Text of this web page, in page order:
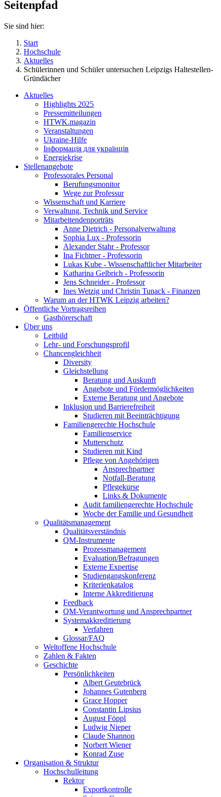
Seitenpfad
Sie sind hier:
Start
Hochschule
Aktuelles
Schülerinnen und Schüler untersuchen Leipzigs Haltestellen-
Gründächer
Aktuelles
Highlights 2025
Pressemitteilungen
HTWK.magazin
Veranstaltungen
Ukraine-Hilfe
Інформація для українців
Energiekrise
Stellenangebote
Professorales Personal
Berufungsmonitor
Wege zur Professur
Wissenschaft und Karriere
Verwaltung, Technik und Service
Mitarbeitendenporträts
Anne Dietrich - Personalverwaltung
Sophia Lux - Professorin
Alexander Stahr - Professor
Ina Fichtner - Professorin
Lukas Kube - Wissenschaftlicher Mitarbeiter
Katharina Gelbrich - Professorin
Jens Schneider - Professor
Ines Wetzig und Christin Tunack - Finanzen
Warum an der HTWK Leipzig arbeiten?
Öffentliche Vortragsreihen
Gasthörerschaft
Über uns
Leitbild
Lehr- und Forschungsprofil
Chancengleichheit
Diversity
Gleichstellung
Beratung und Auskunft
Angebote und Fördermöglichkeiten
Externe Beratung und Angebote
Inklusion und Barrierefreiheit
Studieren mit Beeinträchtigung
Familiengerechte Hochschule
Familienservice
Mutterschutz
Studieren mit Kind
Pflege von Angehörigen
Ansprechpartner
Notfall-Beratung
Pflegekurse
Links & Dokumente
Audit familiengerechte Hochschule
Woche der Familie und Gesundheit
Qualitätsmanagement
Qualitätsverständnis
QM-Instrumente
Prozessmanagement
Evaluation/Befragungen
Externe Expertise
Studiengangskonferenz
Kriterienkatalog
Interne Akkreditierung
Feedback
QM-Verantwortung und Ansprechpartner
Systemakkreditierung
Verfahren
Glossar/FAQ
Weltoffene Hochschule
Zahlen & Fakten
Geschichte
Persönlichkeiten
Albert Geutebrück
Johannes Gutenberg
Grace Hopper
Constantin Lipsius
August Föppl
Ludwig Nieper
Claude Shannon
Norbert Wiener
Konrad Zuse
Organisation & Struktur
Hochschulleitung
Rektor
Exportkontrolle